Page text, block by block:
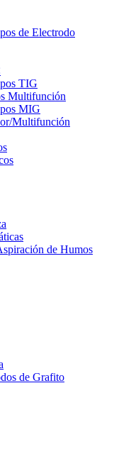
de Electrodo
TIG
Multifunción
MIG
Multifunción
de Humos
de Grafito